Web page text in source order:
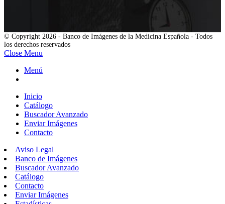
© Copyright 2026 - Banco de Imágenes de la Medicina Española - Todos
los derechos reservados
Close Menu
Menú
Inicio
Catálogo
Buscador Avanzado
Enviar Imágenes
Contacto
Aviso Legal
Banco de Imágenes
Buscador Avanzado
Catálogo
Contacto
Enviar Imágenes